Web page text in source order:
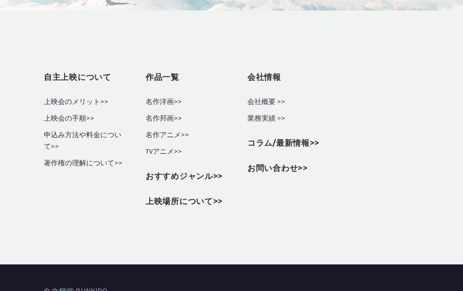
自主上映について
上映会のメリット>>
上映会の手順>>
申込み方法や料金につい
て>>
著作権の理解について>>
作品一覧
名作洋画>>
名作邦画>>
名作アニメ>>
TVアニメ>>
おすすめジャンル>>
上映場所について>>
会社情報
会社概要 >>
業務実績 >>
コラム/最新情報>>
お問い合わせ>>